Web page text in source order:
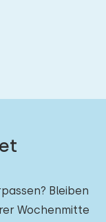
Bleiben
Wochenmitte